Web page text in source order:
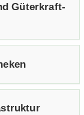
Gü­ter­kraft­